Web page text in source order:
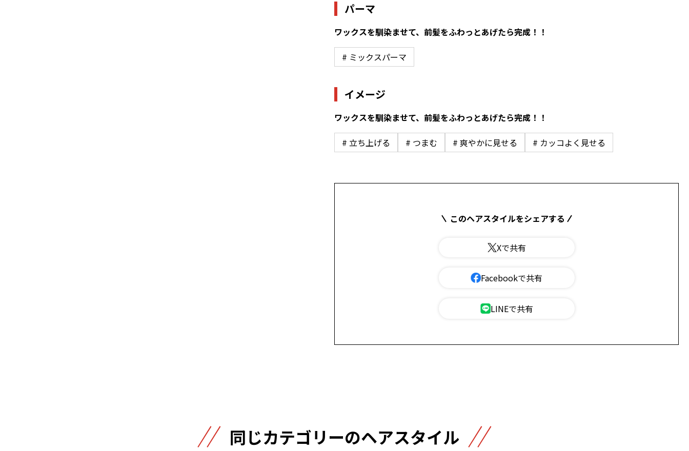
パーマ
ワックスを馴染ませて、前髪をふわっとあげたら完成！！
# ミックスパーマ
イメージ
ワックスを馴染ませて、前髪をふわっとあげたら完成！！
# 立ち上げる # つまむ # 爽やかに見せる # カッコよく見せる
このヘアスタイルをシェアする
Xで共有
Facebookで共有
LINEで共有
同じカテゴリーのヘアスタイル